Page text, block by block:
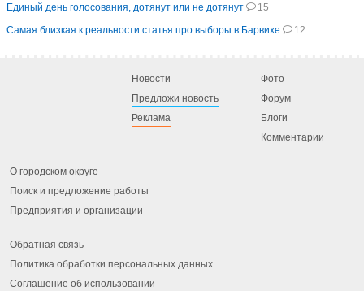
Единый день голосования, дотянут или не дотянут
15
Самая близкая к реальности статья про выборы в Барвихе
12
Новости
Предложи новость
Реклама
Фото
Форум
Блоги
Комментарии
О городском округе
Поиск и предложение работы
Предприятия и организации
Обратная связь
Политика обработки персональных данных
Соглашение об использовании